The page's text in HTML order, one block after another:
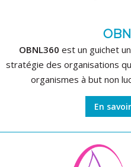
OBNL360 est un guichet
stratégie des organisations
organismes à but non
En